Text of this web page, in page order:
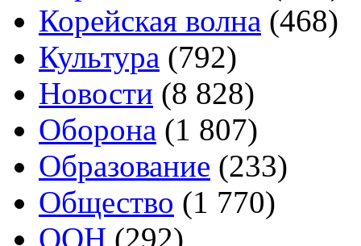
Корейская волна (468)
Культура (792)
Новости (8 828)
Оборона (1 807)
Образование (233)
Общество (1 770)
ООН (292)